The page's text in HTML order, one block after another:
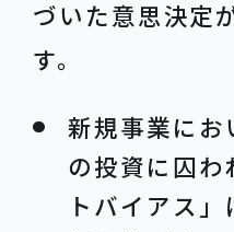
づいた意思決定
す。
新規事業にお
の投資に囚わ
トバイアス